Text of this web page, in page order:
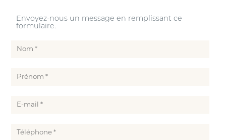
Envoyez-nous un message en remplissant ce
formulaire.